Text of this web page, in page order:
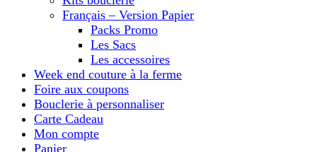
Français – Version Papier
Packs Promo
Les Sacs
Les accessoires
Week end couture à la ferme
Foire aux coupons
Bouclerie à personnaliser
Carte Cadeau
Mon compte
Panier